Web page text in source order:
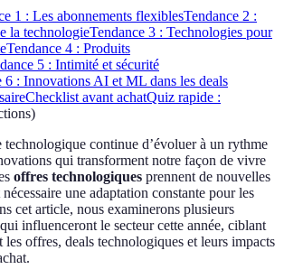
1 : Les abonnements flexiblesTendance 2 :
la technologieTendance 3 : Technologies pour
Tendance 4 : Produits
5 : Intimité et sécurité
6 : Innovations AI et ML dans les deals
Checklist avant achatQuiz rapide :
)
technologique continue d’évoluer à un rythme
qui transforment notre façon de vivre
offres technologiques prennent de nouvelles
une adaptation constante pour les
cet article, nous examinerons plusieurs
influenceront le secteur cette année, ciblant
offres, deals technologiques et leurs impacts